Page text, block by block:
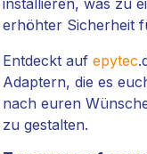
erhöhter Sicherheit
Entdeckt auf epytec
Adaptern, die es
nach euren
zu gestalten.